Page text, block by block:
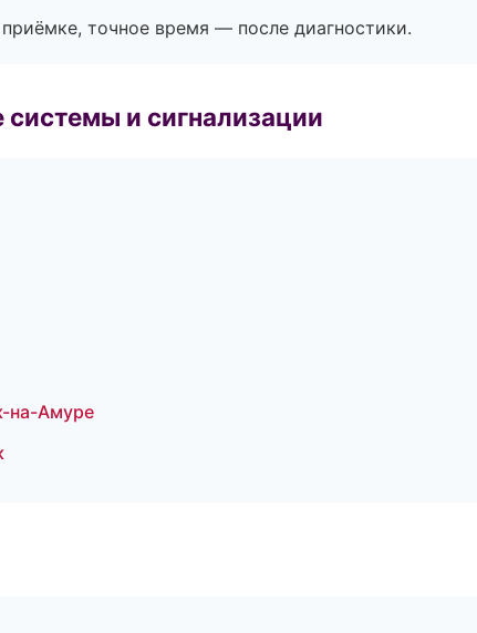
точное время — после диагностики.
и сигнализации
на-Амуре